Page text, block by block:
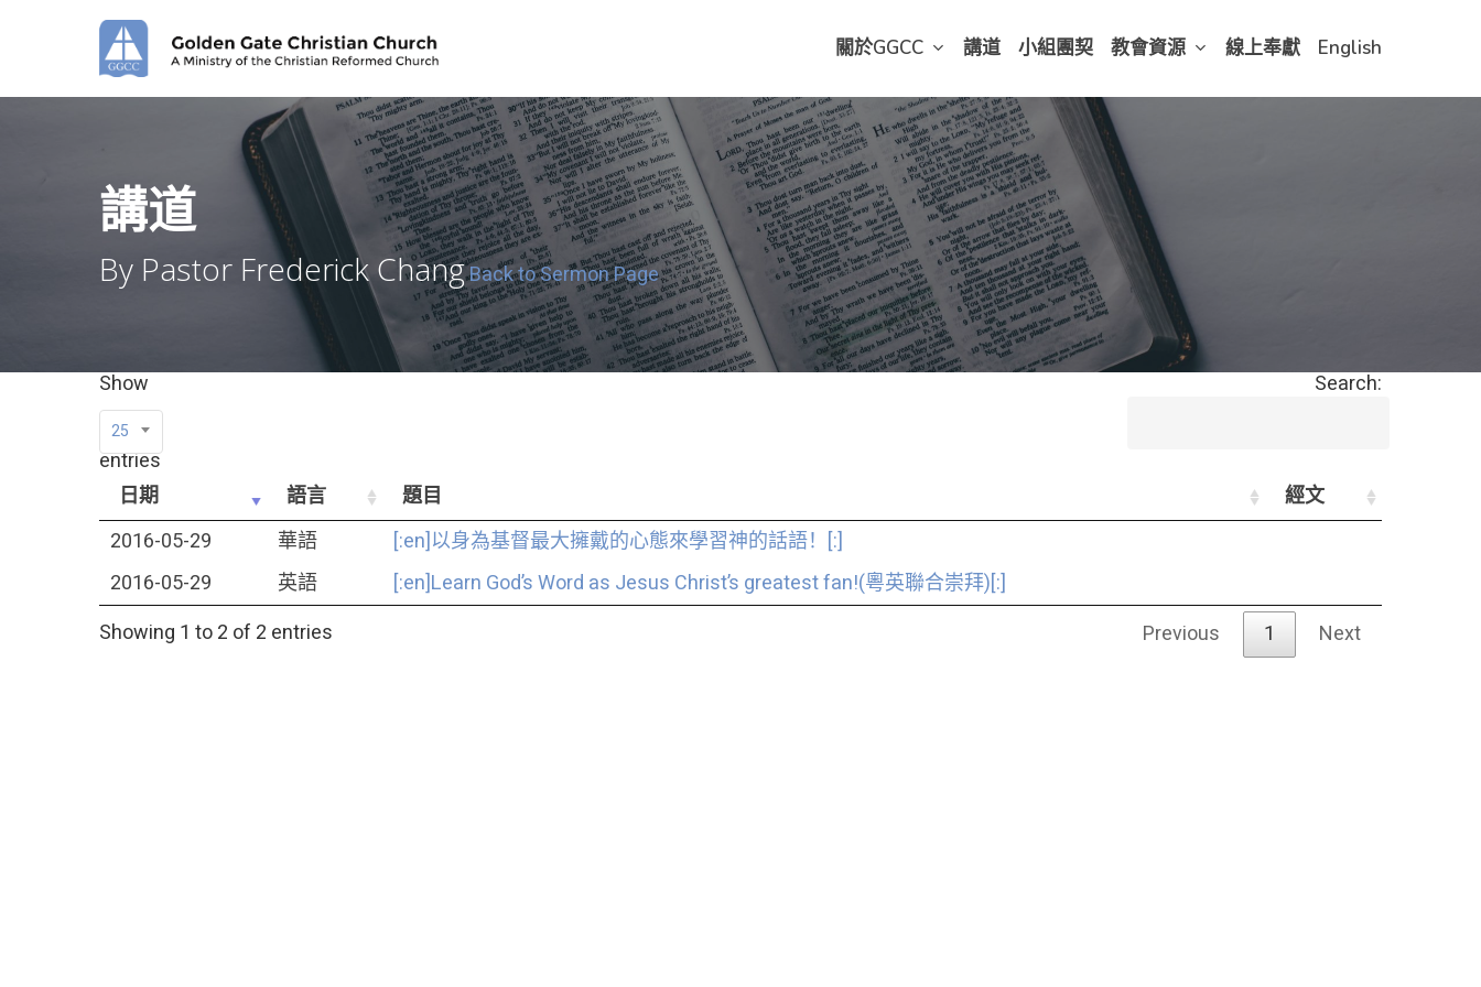
關於GGCC 講道 小組團契 教會資源 線上奉獻 English
講道
By Pastor Frederick ChangBack to Sermon Page
Show
25
entries
Search:
日期 語言 題目
經文
2016-05-29
華語
[:en]以身為基督最大擁戴的心態來學習神的話語！[:]
2016-05-29
英語
[:en]Learn God’s Word as Jesus Christ’s greatest fan!(粵英聯合崇拜)[:]
Showing 1 to 2 of 2 entries
Previous 1 Next